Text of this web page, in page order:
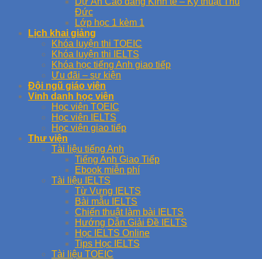
Đức
Lớp học 1 kèm 1
Lịch khai giảng
Khóa luyện thi TOEIC
Khóa luyện thi IELTS
Khóa học tiếng Anh giao tiếp
Ưu đãi – sự kiện
Đội ngũ giáo viên
Vinh danh học viên
Học viên TOEIC
Học viên IELTS
Học viên giao tiếp
Thư viện
Tài liệu tiếng Anh
Tiếng Anh Giao Tiếp
Ebook miễn phí
Tài liệu IELTS
Từ Vựng IELTS
Bài mẫu IELTS
Chiến thuật làm bài IELTS
Hướng Dẫn Giải Đề IELTS
Học IELTS Online
Tips Học IELTS
Tài liệu TOEIC